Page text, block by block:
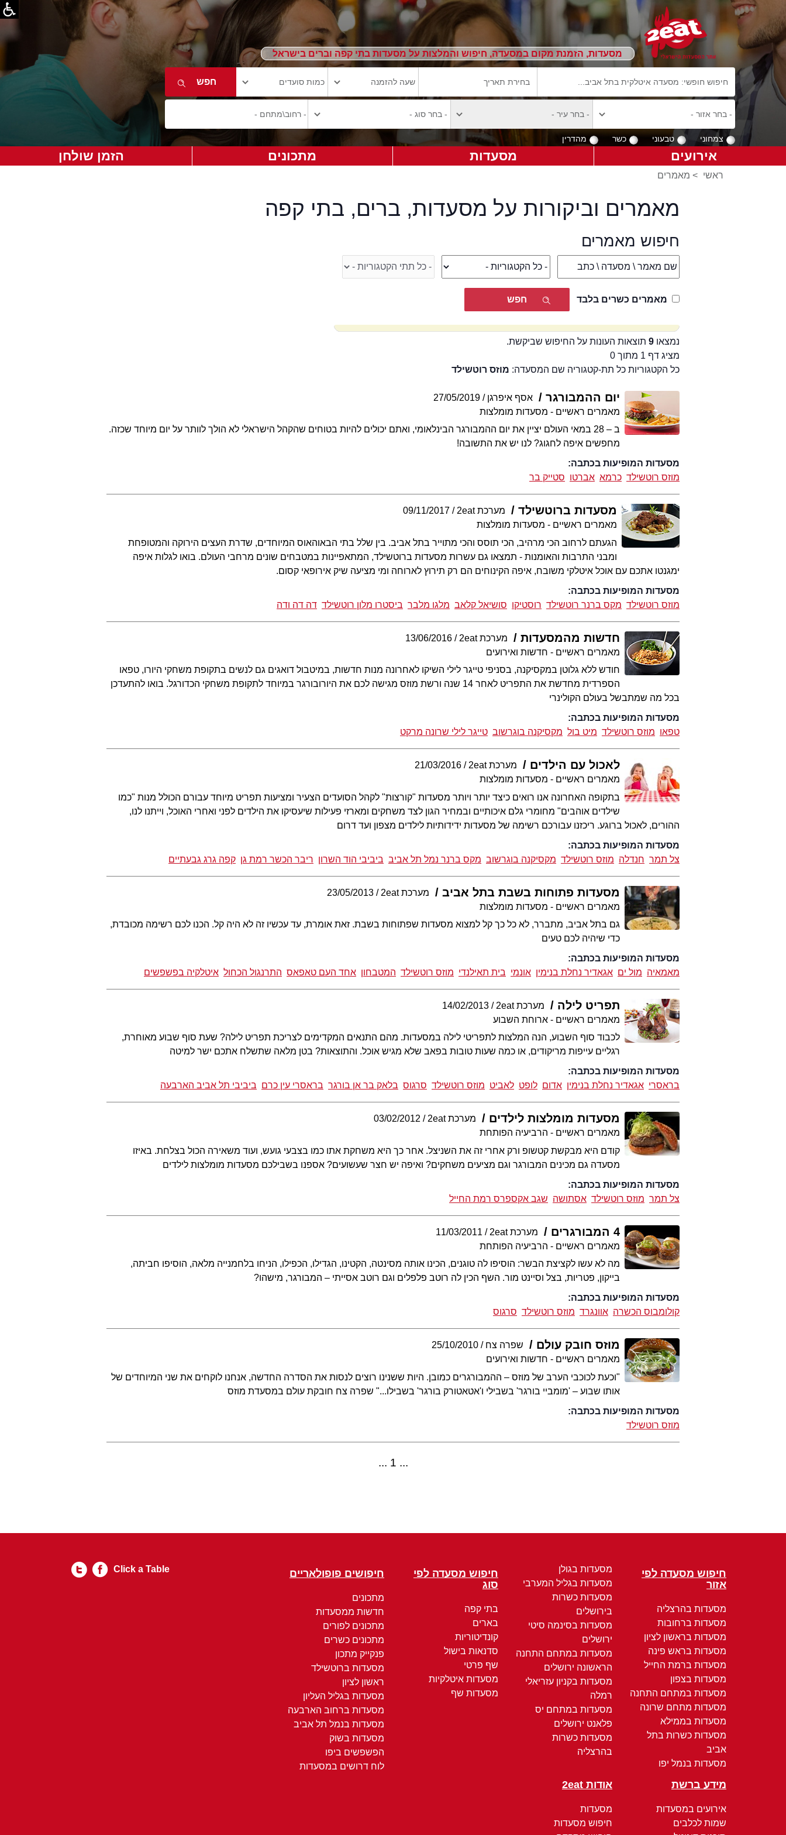
מסעדות, הזמנת מקום במסעדה, חיפוש והמלצות על מסעדות בתי קפה וברים בישראל
צמחוני טבעוני כשר מהדרין
אירועים מסעדות מתכונים הזמן שולחן
ראשי > מאמרים
מאמרים וביקורות על מסעדות, ברים, בתי קפה
חיפוש מאמרים
מאמרים כשרים בלבד
נמצאו 9תוצאות העונות על החיפוש שביקשת.
מציג דף 1 מתוך 0
כל הקטגוריות כל תת-קטגוריה שם המסעדה: מוזס רוטשילד
יום ההמבורגר אסף איפרגן
27/05/2019
מאמרים ראשיים - מסעדות מומלצות
ב – 28 במאי העולם יציין את יום ההמבורגר הבינלאומי, ואתם יכולים להיות בטוחים שהקהל הישראלי לא הולך לוותר על יום מיוחד שכזה.
מחפשים איפה לחגוג? לנו יש את התשובה!
מסעדות המופיעות בכתבה:
מוזס רוטשילד כרמא אברטו סטייק בר
מסעדות ברוטשילד מערכת 2eat
09/11/2017
מאמרים ראשיים - מסעדות מומלצות
הגעתם לרחוב הכי מרהיב, הכי תוסס והכי מתוייר בתל אביב. בין שלל בתי הבאוהאוס המיוחדים, שדרת העצים הירוקה והמטופחת
ומבני התרבות והאומנות - תמצאו גם עשרות מסעדות ברוטשילד, המתאפיינות במטבחים שונים מרחבי העולם. בואו לגלות איפה
ימגנטו אתכם עם אוכל איטלקי משובח, איפה הקינוחים הם רק תירוץ לארוחה ומי מציעה שיק אירופאי קסום.
מסעדות המופיעות בכתבה:
מוזס רוטשילד מקס ברנר רוטשילד רוסטיקו סושיאל קלאב מלגו מלבר ביסטרו מלון רוטשילד דה דה ודה
חדשות מהמסעדות מערכת 2eat
13/06/2016
מאמרים ראשיים - חדשות ואירועים
חודש ללא גלוטן במקסיקנה, בסניפי טייגר לילי השיקו לאחרונה מנות חדשות, במיטבול דואגים גם לנשים בתקופת משחקי היורו, טפאו
הספרדית מחדשת את התפריט לאחר 14 שנה ורשת מוזס מגישה לכם את היורובורגר במיוחד לתקופת משחקי הכדורגל. בואו להתעדכן
בכל מה שמתבשל בעולם הקולינרי
מסעדות המופיעות בכתבה:
טפאו מוזס רוטשילד מיט בול מקסיקנה בוגרשוב טייגר לילי שרונה מרקט
לאכול עם הילדים מערכת 2eat
21/03/2016
מאמרים ראשיים - מסעדות מומלצות
בתקופה האחרונה אנו רואים כיצד יותר ויותר מסעדות "קורצות" לקהל הסועדים הצעיר ומציעות תפריט מיוחד עבורם הכולל מנות "כמו
שילדים אוהבים" מחומרי גלם איכותיים ובמחיר הגון לצד משחקים ומארזי פעילות שיעסיקו את הילדים לפני ואחרי האוכל, וייתנו לנו,
ההורים, לאכול ברוגע. ריכזנו עבורכם רשימה של מסעדות ידידותיות לילדים מצפון ועד דרום
מסעדות המופיעות בכתבה:
צל תמר חנדלה מוזס רוטשילד מקסיקנה בוגרשוב מקס ברנר נמל תל אביב ביביבי הוד השרון ריבר הכשר רמת גן קפה גרג גבעתיים
מסעדות פתוחות בשבת בתל אביב מערכת 2eat
23/05/2013
מאמרים ראשיים - מסעדות מומלצות
גם בתל אביב, מתברר, לא כל כך קל למצוא מסעדות שפתוחות בשבת. זאת אומרת, עד עכשיו זה לא היה קל. הכנו לכם רשימה מכובדת,
כדי שיהיה לכם טעים
מסעדות המופיעות בכתבה:
מאמאיה מול ים אגאדיר נחלת בנימין אונמי בית תאילנדי מוזס רוטשילד המטבחון אחד העם טאפאס התרנגול הכחול איטלקיה בפשפשים
תפריט לילה מערכת 2eat
14/02/2013
מאמרים ראשיים - ארוחת השבוע
לכבוד סוף השבוע, הנה המלצות לתפריטי לילה במסעדות. מהם התנאים המקדימים לצריכת תפריט לילה? שעת סוף שבוע מאוחרת,
רגליים עייפות מריקודים, או כמה שעות טובות בפאב שלא מגיש אוכל. והתוצאות? בטן מלאה שתשלח אתכם ישר למיטה
מסעדות המופיעות בכתבה:
בראסרי אגאדיר נחלת בנימין אדום לופט לאביט מוזס רוטשילד סרגוס בלאק בר אן בורגר בראסרי עין כרם ביביבי תל אביב הארבעה
מסעדות מומלצות לילדים מערכת 2eat
03/02/2012
מאמרים ראשיים - הרביעיה הפותחת
קודם היא מבקשת קטשופ ורק אחרי זה את השניצל. אחר כך היא משחקת אתו כמו בצבעי גועש, ועוד משאירה הכול בצלחת. באיזו
מסעדה גם מכינים המבורגר וגם מציעים משחקים? ואיפה יש חצר שעשועים? אספנו בשבילכם מסעדות מומלצות לילדים
מסעדות המופיעות בכתבה:
צל תמר מוזס רוטשילד אסתושה שגב אקספרס רמת החייל
4 המבורגרים מערכת 2eat
11/03/2011
מאמרים ראשיים - הרביעיה הפותחת
מה לא עשו לקציצת הבשר: הוסיפו לה טוגנים, הכינו אותה מסינטה, הקטינו, הגדילו, הכפילו, הניחו בלחמנייה מלאה, הוסיפו חביתה,
בייקון, פטריות, בצל וסיינט מור. השף הכין לה רוטב פלפלים וגם רוטב אסייתי – המבורגר, מישהו?
מסעדות המופיעות בכתבה:
קולומבוס הכשרה אוונגרד מוזס רוטשילד סרגוס
מוזס חובק עולם שפרה צח
25/10/2010
מאמרים ראשיים - חדשות ואירועים
"וכעת לכוכבי הערב של מוזס – ההמבורגרים כמובן. היות ששנינו רוצים לנסות את הסדרה החדשה, אנחנו לוקחים את שני המיוחדים של
אותו שבוע – 'מומביי בורגר' בשבילי ו'אטאטורק בורגר' בשבילו..." שפרה צח חובקת עולם במסעדת מוזס
מסעדות המופיעות בכתבה:
מוזס רוטשילד
1
חיפוש מסעדה לפי
אזור
מסעדות בהרצליה
מסעדות ברחובות
מסעדות בראשון לציון
מסעדות בראש פינה
מסעדות ברמת החייל
מסעדות בצפון
מסעדות במתחם התחנה
מסעדות מתחם שרונה
מסעדות בממילא
מסעדות כשרות בתל
אביב
מסעדות בנמל יפו
מסעדות בגולן
מסעדות בגליל המערבי
מסעדות כשרות
בירושלים
מסעדות בסינמה סיטי
ירושלים
מסעדות במתחם התחנה
הראשונה ירושלים
מסעדות בקניון עזריאלי
רמלה
מסעדות במתחם יס
פלאנט ירושלים
מסעדות כשרות
בהרצליה
חיפוש מסעדה לפי
סוג
בתי קפה
בארים
קונדיטוריות
סדנאות בישול
שף פרטי
מסעדות איטלקיות
מסעדות שף
חיפושים פופולאריים
מתכונים
חדשות ממסעדות
מתכונים לפורים
מתכונים כשרים
פנקייק מתכון
מסעדות ברוטשילד
ראשון לציון
מסעדות בגליל העליון
מסעדות ברחוב הארבעה
מסעדות בנמל תל אביב
מסעדות בשוק
הפשפשים ביפו
לוח דרושים במסעדות
מידע ברשת
אירועים במסעדות
שמות לכלבים
אודות 2eat
מסעדות
חיפוש מסעדות
Click a Table